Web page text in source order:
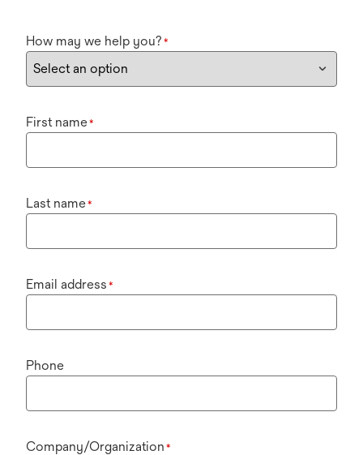
How may we help you? *
First name*
Last name*
Email address *
Phone
Company/Organization *